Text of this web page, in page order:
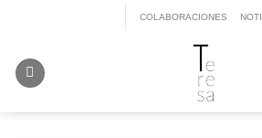
contenido
COLABORACIONES